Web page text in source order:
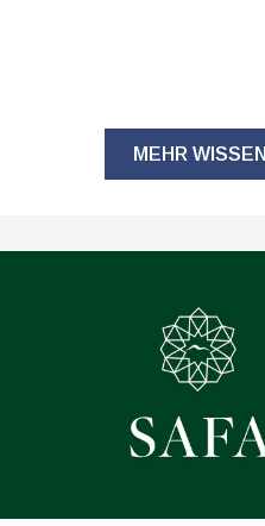
MEHR WISSEN